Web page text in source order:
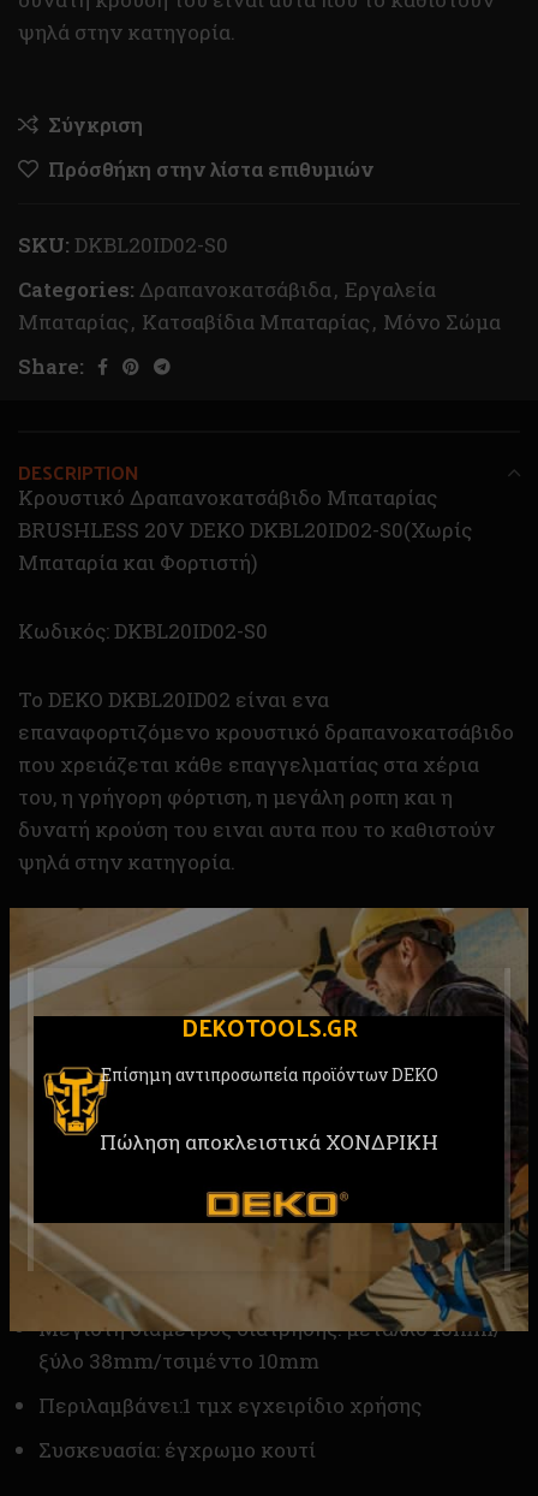
DEKOTOOLS.GR
Επίσημη αντιπροσωπεία προϊόντων DEKO
Πώληση αποκλειστικά ΧΟΝΔΡΙΚΗ
ψηλά στην κατηγορία.
Σύγκριση
Πρόσθήκη στην λίστα επιθυμιών
SKU: DKBL20ID02-S0
Categories: Δραπανοκατσάβιδα, Εργαλεία
Μπαταρίας, Κατσαβίδια Μπαταρίας, Μόνο Σώμα
Share:
DESCRIPTION
Κρουστικό Δραπανοκατσάβιδο Μπαταρίας
BRUSHLESS 20V DEKO DKBL20ID02-S0(Χωρίς
Μπαταρία και Φορτιστή)
Κωδικός: DKBL20ID02-S0
To DEKO DKBL20ID02 είναι ενα
επαναφορτιζόμενο κρουστικό δραπανοκατσάβιδο
που χρειάζεται κάθε επαγγελματίας στα χέρια
του, η γρήγορη φόρτιση, η μεγάλη ροπη και η
δυνατή κρούση του ειναι αυτα που το καθιστούν
ψηλά στην κατηγορία.
Αριθμός μοντέλου: DKBL20ID02-S0
Κινητήρας: Κινητήρας χωρίς καρβουνάκια
ροπή: 62 N.m (πραγματικά 55 N.m)
Ρυθμίσεις ροπής: 18+1
Ονομαστική τάση: 20V
Ταχύτητα χωρίς φορτίο: 0-450/0-1800 σ.α.λ
Ρυθμός κρούσης: 0-28800 bpm
Τσοκ: 1/2″/13mm, μεταλλικό τσοκ
Μέγιστη διάμετρος διάτρησης: μέταλλο 13mm/
ξύλο 38mm/τσιμέντο 10mm
Περιλαμβάνει:1 τμχ εγχειρίδιο χρήσης
Συσκευασία: έγχρωμο κουτί